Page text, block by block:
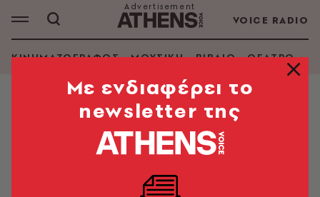
VOICE RADIO
ΚΙΝΗΜΑΤΟΓΡΑΦΟΣ ΜΟΥΣΙΚΗ ΒΙΒΛΙΟ ΘΕΑΤΡΟ -
Αθανασία Κανελλοπούλου: «Όλα
έγιναν κάτω από το βλέμμα της
Πίνα Μπάους, σε μια μητρική
Mε ενδιαφέρει το
newsletter της